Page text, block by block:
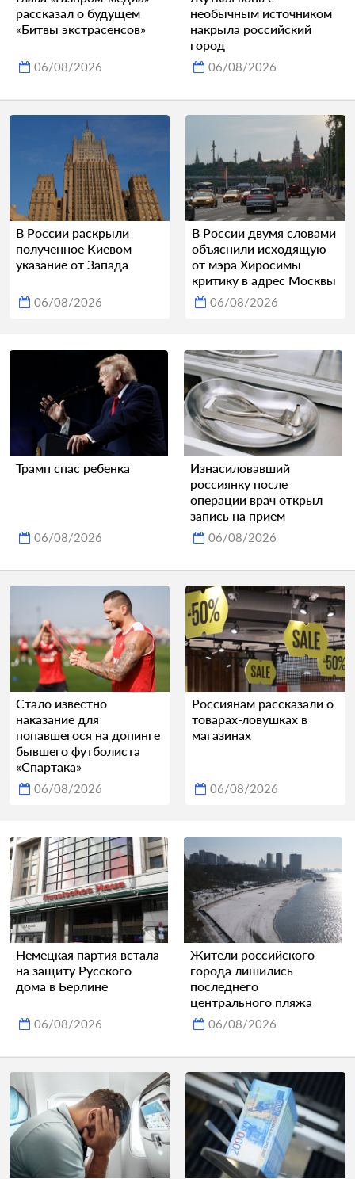
рассказал о будущем
«Битвы экстрасенсов»
06/08/2026
необычным источником
накрыла российский
город
06/08/2026
В России раскрыли
полученное Киевом
указание от Запада
06/08/2026
В России двумя словами
объяснили исходящую
от мэра Хиросимы
критику в адрес Москвы
06/08/2026
Трамп спас ребенка
06/08/2026
Изнасиловавший
россиянку после
операции врач открыл
запись на прием
06/08/2026
Стало известно
наказание для
попавшегося на допинге
бывшего футболиста
«Спартака»
06/08/2026
Россиянам рассказали о
товарах-ловушках в
магазинах
06/08/2026
Немецкая партия встала
на защиту Русского
дома в Берлине
06/08/2026
Жители российского
города лишились
последнего
центрального пляжа
06/08/2026